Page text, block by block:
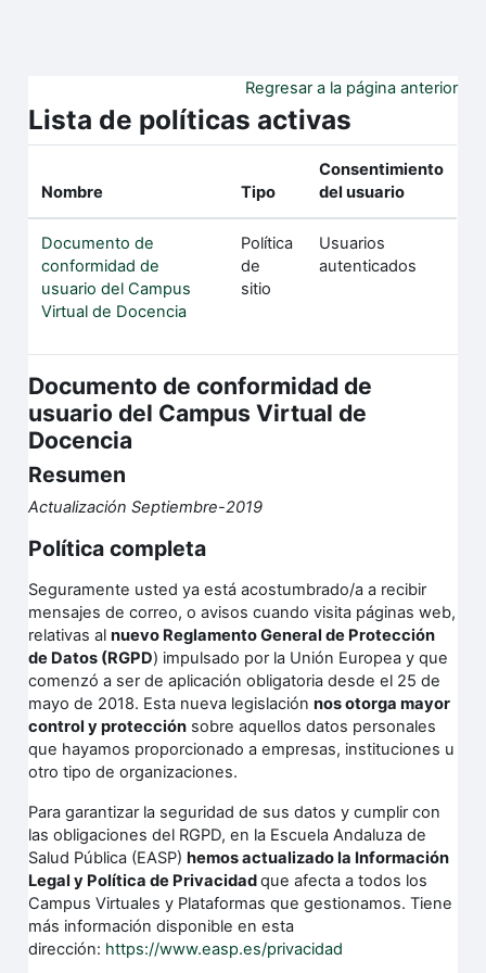
Regresar a la página anterior
Lista de políticas activas
Nombre Tipo
Consentimiento
del usuario
Documento de
conformidad de
usuario del Campus
Virtual de Docencia
Política
de
sitio
Usuarios
autenticados
Documento de conformidad de
usuario del Campus Virtual de
Docencia
Resumen
Actualización Septiembre-2019
Política completa
Seguramente usted ya está acostumbrado/a a recibir
mensajes de correo, o avisos cuando visita páginas web,
relativas alnuevo Reglamento General de Protección
de Datos (RGPD) impulsado por la Unión Europea y que
comenzó a ser de aplicación obligatoria desde el 25 de
mayo de 2018. Esta nueva legislaciónnos otorga mayor
control y protección sobre aquellos datos personales
que hayamos proporcionado a empresas, instituciones u
otro tipo de organizaciones.
Para garantizar la seguridad de sus datos y cumplir con
las obligaciones del RGPD, en la Escuela Andaluza de
Salud Pública (EASP)hemos actualizado la Información
Legal y Política de Privacidadque afecta a todos los
Campus Virtuales y Plataformas que gestionamos. Tiene
más información disponible en esta
dirección: https://www.easp.es/privacidad